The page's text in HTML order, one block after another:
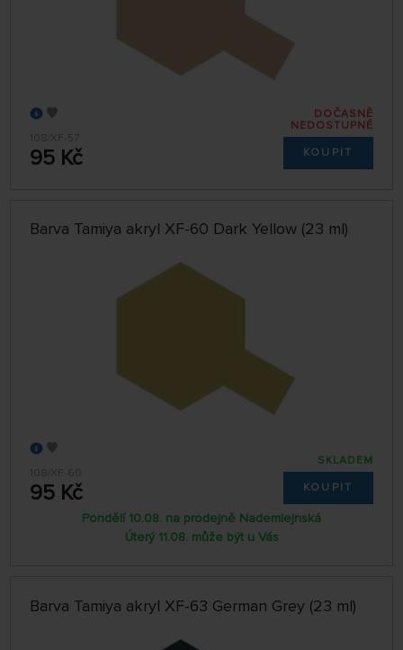
108/XF-57
95 Kč
DOČASNĚ
NEDOSTUPNÉ
KOUPIT
Barva Tamiya akryl XF-60 Dark Yellow (23 ml)
108/XF-60
95 Kč
SKLADEM
KOUPIT
Pondělí 10.08. na prodejně Nademlejnská
Úterý 11.08. může být u Vás
Barva Tamiya akryl XF-63 German Grey (23 ml)